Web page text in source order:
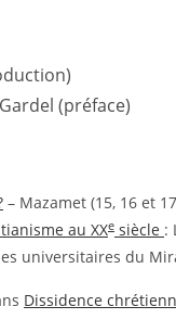
(préface)
– Mazamet (15, 16 et
au XXe siècle :
universitaires du
Dissidence